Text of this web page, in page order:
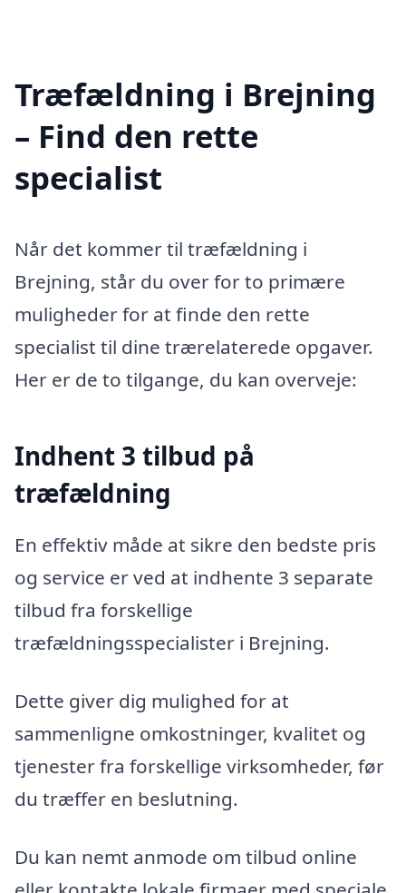
Træfældning i Brejning
– Find den rette
specialist
Når det kommer til træfældning i
Brejning, står du over for to primære
muligheder for at finde den rette
specialist til dine trærelaterede opgaver.
Her er de to tilgange, du kan overveje:
Indhent 3 tilbud på
træfældning
En effektiv måde at sikre den bedste pris
og service er ved at indhente 3 separate
tilbud fra forskellige
træfældningsspecialister i Brejning.
Dette giver dig mulighed for at
sammenligne omkostninger, kvalitet og
tjenester fra forskellige virksomheder, før
du træffer en beslutning.
Du kan nemt anmode om tilbud online